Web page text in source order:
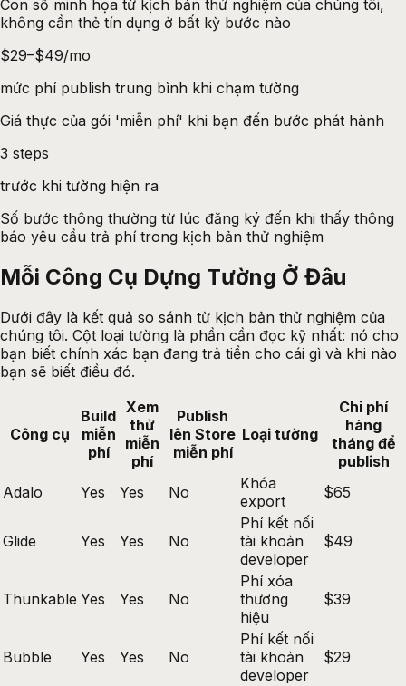
Con số minh họa từ kịch bản thử nghiệm của chúng tôi,
không cần thẻ tín dụng ở bất kỳ bước nào
$29–$49/mo
mức phí publish trung bình khi chạm tường
Giá thực của gói 'miễn phí' khi bạn đến bước phát hành
3 steps
trước khi tường hiện ra
Số bước thông thường từ lúc đăng ký đến khi thấy thông
báo yêu cầu trả phí trong kịch bản thử nghiệm
Mỗi Công Cụ Dựng Tường Ở Đâu
Dưới đây là kết quả so sánh từ kịch bản thử nghiệm của
chúng tôi. Cột loại tường là phần cần đọc kỹ nhất: nó cho
bạn biết chính xác bạn đang trả tiền cho cái gì và khi nào
bạn sẽ biết điều đó.
Công cụ
Build
miễn
phí
Xem
thử
miễn
phí
Publish
lên Store
miễn phí
Loại tường
Chi phí
hàng
tháng để
publish
Adalo
Yes Yes No
Khóa
export
$65
Glide Yes Yes No
Phí kết nối
tài khoản
developer
$49
Thunkable Yes Yes No
Phí xóa
thương
hiệu
$39
Bubble Yes Yes No
Phí kết nối
tài khoản
developer
$29